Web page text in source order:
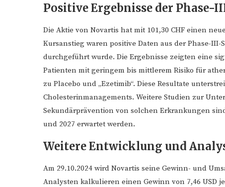
Positive Ergebnisse der Phase-
Die Aktie von Novartis hat mit 101,30 CHF einen
Kursanstieg waren positive Daten aus der Phase-III-
durchgeführt wurde. Die Ergebnisse zeigten eine
Patienten mit geringem bis mittlerem Risiko für
zu Placebo und „Ezetimib“. Diese Resultate
Cholesterinmanagements. Weitere Studien zur
Sekundärprävention von solchen Erkrankungen
und 2027 erwartet werden.
Weitere Entwicklung und
Am 29.10.2024 wird Novartis seine Gewinn- und
Analysten kalkulieren einen Gewinn von 7,46 USD